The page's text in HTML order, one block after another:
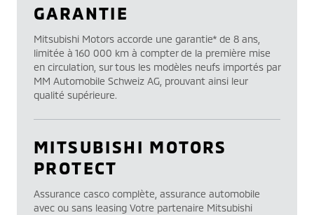
GARANTIE
Mitsubishi Motors accorde une garantie* de 8 ans,
limitée à 160 000 km à compter de la première mise
en circulation, sur tous les modèles neufs importés par
MM Automobile Schweiz AG, prouvant ainsi leur
qualité supérieure.
MITSUBISHI MOTORS
PROTECT
Assurance casco complète, assurance automobile
avec ou sans leasing Votre partenaire Mitsubishi